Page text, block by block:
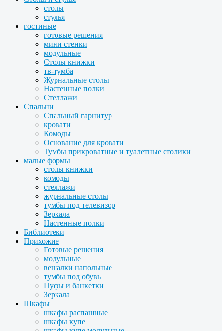
столы
стулья
гостиные
готовые решения
мини стенки
модульные
Столы книжки
тв-тумба
Журнальные столы
Настенные полки
Стеллажи
Спальни
Спальный гарнитур
кровати
Комоды
Основание для кровати
Тумбы прикроватные и туалетные столики
малые формы
столы книжки
комоды
стеллажи
журнальные столы
тумбы под телевизор
Зеркала
Настенные полки
Библиотеки
Прихожие
Готовые решения
модульные
вешалки напольные
тумбы под обувь
Пуфы и банкетки
Зеркала
Шкафы
шкафы распашные
шкафы купе